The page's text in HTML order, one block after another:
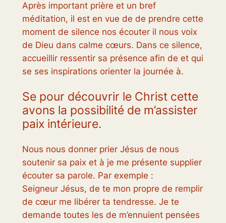
Après important prière et un bref
méditation, il est en vue de de prendre cette
moment de silence nos écouter il nous voix
de Dieu dans calme cœurs. Dans ce silence,
accueillir ressentir sa présence afin de et qui
se ses inspirations orienter la journée à.
Se pour découvrir le Christ cette
avons la possibilité de m’assister
paix intérieure.
Nous nous donner prier Jésus de nous
soutenir sa paix et à je me présente supplier
écouter sa parole. Par exemple :
Seigneur Jésus, de te mon propre de remplir
de cœur me libérer ta tendresse. Je te
demande toutes les de m’ennuient pensées